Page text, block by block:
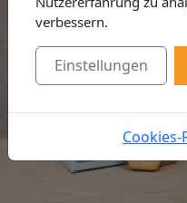
verbessern.
Einstellungen